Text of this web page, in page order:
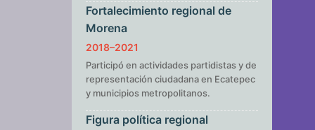
Fortalecimiento regional de
Morena
2018–2021
Participó en actividades partidistas y de
representación ciudadana en Ecatepec
y municipios metropolitanos.
Figura política regional